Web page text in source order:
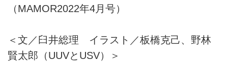
（MAMOR2022年4月号）
＜文／臼井総理 イラスト／板橋克己、野林
賢太郎（UUVとUSV）＞